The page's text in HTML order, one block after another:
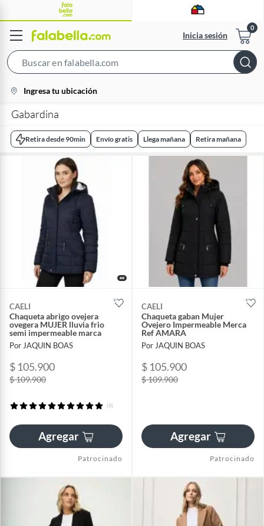
Inicia sesión
Bar
location-
icon
Ingresa tu ubicación
Gabardina
Retira desde 90min Envío gratis Llega mañana Retira mañana
CAELI
Chaqueta abrigo ovejera
ovegera MUJER lluvia frio
semi impermeable marca
Por JAQUIN BOAS
$ 105.900
$ 109.900
(6)
Agregar
Patrocinado
CAELI
Chaqueta gaban Mujer
Ovejero Impermeable Merca
Ref AMARA
Por JAQUIN BOAS
$ 105.900
$ 109.900
Agregar
Patrocinado